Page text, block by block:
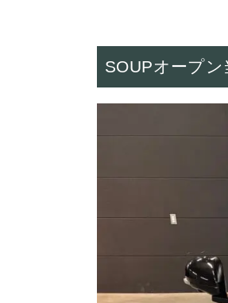
SOUPオープ